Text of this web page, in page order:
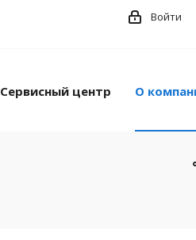
Войти
Сервисный центр О